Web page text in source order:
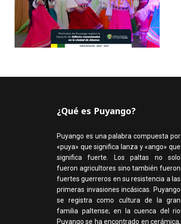
¿Qué es Puyango?
Puyango es una palabra compuesta por
«puya» que significa lanza y «ango» que
significa fuerte. Los paltas no solo
fueron agricultores sino también fueron
fuertes guerreros en su resistencia a las
primeras invasiones incásicas. Puyango
se registra como cultura de la gran
familia paltense; en la cuenca del rio
Puyango se ha encontrado en cerámica,